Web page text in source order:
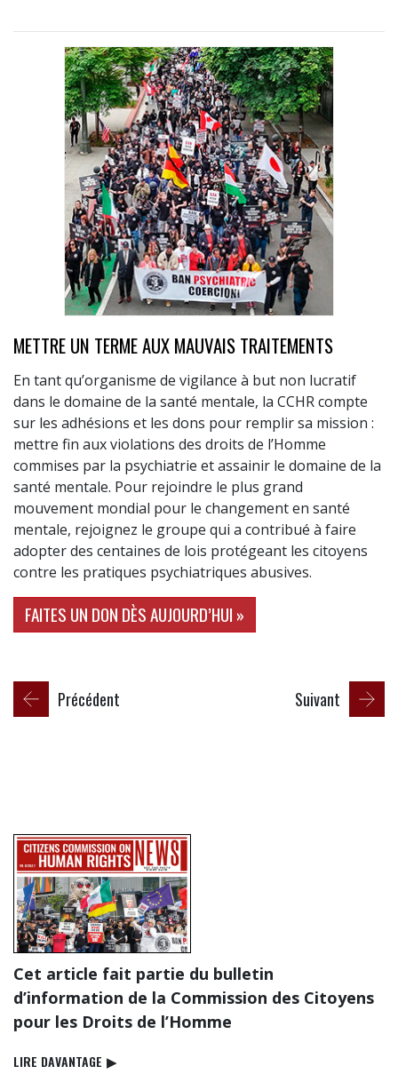
METTRE UN TERME AUX MAUVAIS TRAITEMENTS
En tant qu’organisme de vigilance à but non lucratif
dans le domaine de la santé mentale, la CCHR compte
sur les adhésions et les dons pour remplir sa mission :
mettre fin aux violations des droits de l’Homme
commises par la psychiatrie et assainir le domaine de la
santé mentale. Pour rejoindre le plus grand
mouvement mondial pour le changement en santé
mentale, rejoignez le groupe qui a contribué à faire
adopter des centaines de lois protégeant les citoyens
contre les pratiques psychiatriques abusives.
FAITES UN DON DÈS AUJOURD’HUI »
Précédent Suivant
Cet article fait partie du bulletin
d’information de la Commission des Citoyens
pour les Droits de l’Homme
LIRE DAVANTAGE ▶